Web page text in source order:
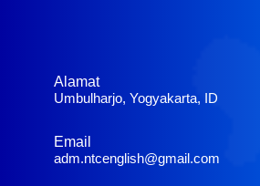
Alamat
Umbulharjo, Yogyakarta, ID
Email
adm.ntcenglish@gmail.com